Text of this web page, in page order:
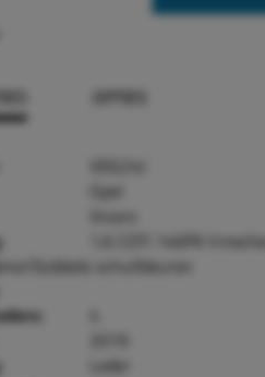
OPTIES
Opel
Vivaro
1.6 CDTI 146PK
Dubbele schuifdeuren
Leder